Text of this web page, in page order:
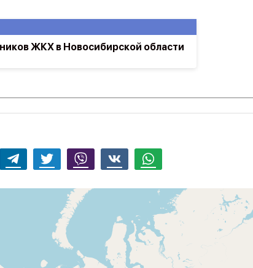
ЖКХ в Новосибирской области
Telegram Twitter Viber Whatsapp